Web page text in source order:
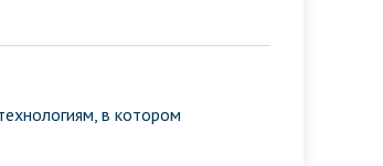
в котором